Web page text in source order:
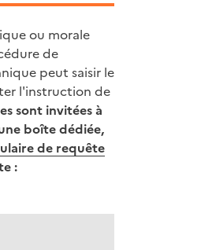
ou morale
de
peut saisir le
l'instruction de
sont invitées à
boîte dédiée,
de requête
: